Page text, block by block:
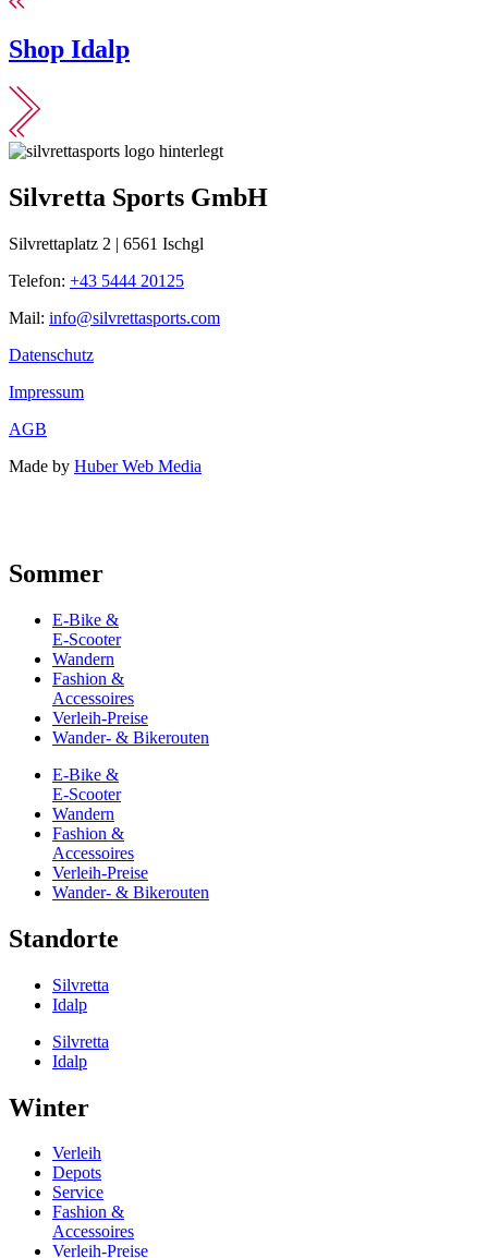
Shop Idalp
Silvretta Sports GmbH
Silvrettaplatz 2 | 6561 Ischgl
Telefon: +43 5444 20125
Mail: info@silvrettasports.com
Datenschutz
Impressum
AGB
Made by Huber Web Media
Sommer
E-Bike &
E-Scooter
Wandern
Fashion &
Accessoires
Verleih-Preise
Wander- & Bikerouten
E-Bike &
E-Scooter
Wandern
Fashion &
Accessoires
Verleih-Preise
Wander- & Bikerouten
Standorte
Silvretta
Idalp
Silvretta
Idalp
Winter
Verleih
Depots
Service
Fashion &
Accessoires
Verleih-Preise